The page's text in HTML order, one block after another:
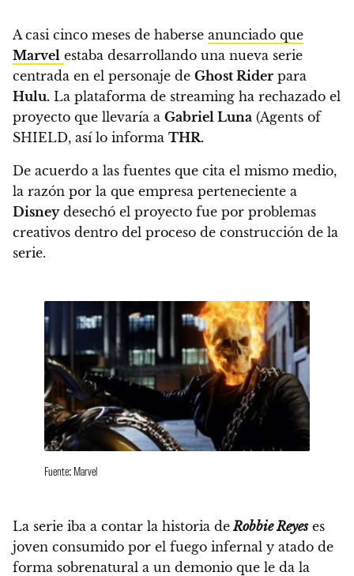
A casi cinco meses de haberse anunciado que
Marvel estaba desarrollando una nueva serie
centrada en el personaje de Ghost Rider para
Hulu. La plataforma de streaming ha rechazado el
proyecto que llevaría a Gabriel Luna (Agents of
SHIELD, así lo informa THR.
De acuerdo a las fuentes que cita el mismo medio,
la razón por la que empresa perteneciente a
Disneydesechó el proyecto fue por problemas
creativos dentro del proceso de construcción de la
serie.
Fuente: Marvel
La serie iba a contar la historia de Robbie Reyeses
joven consumido por el fuego infernal y atado de
forma sobrenatural a un demonio que le da la